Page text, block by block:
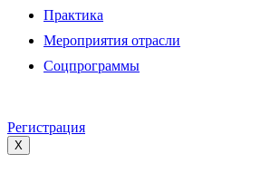
Практика
Мероприятия отрасли
Соцпрограммы
Регистрация
X